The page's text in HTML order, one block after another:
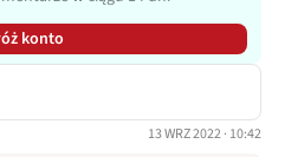
konto
13 WRZ 2022 · 10:42